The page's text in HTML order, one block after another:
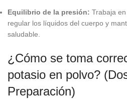
Equilibrio de la presión: Trabaja
regular los líquidos del cuerpo y
saludable.
¿Cómo se toma
potasio en polvo?
Preparación)